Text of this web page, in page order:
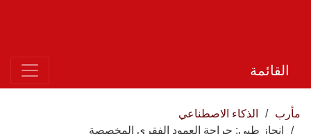
القائمة
مأرب
الذكاء الاصطناعي
إنجاز طبي: جراحة العمود الفقري المخصصة